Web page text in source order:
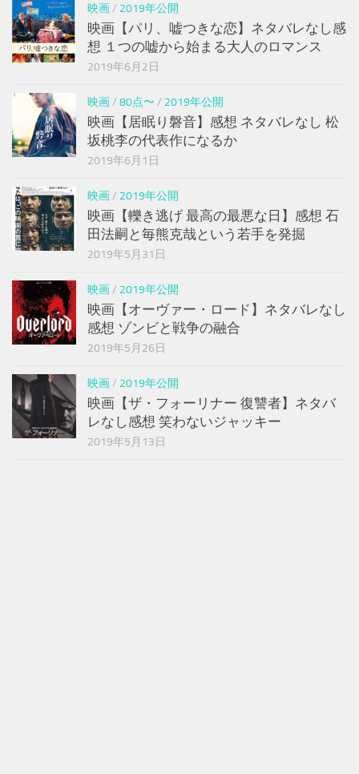
映画/ 2019年公開
映画【パリ、嘘つきな恋】ネタバレなし感
想 １つの嘘から始まる大人のロマンス
2019年6月2日
映画/ 80点〜 / 2019年公開
映画【居眠り磐音】感想 ネタバレなし 松
坂桃李の代表作になるか
2019年6月1日
映画/ 2019年公開
映画【轢き逃げ 最高の最悪な日】感想 石
田法嗣と毎熊克哉という若手を発掘
2019年5月31日
映画/ 2019年公開
映画【オーヴァー・ロード】ネタバレなし
感想 ゾンビと戦争の融合
2019年5月26日
映画/ 2019年公開
映画【ザ・フォーリナー 復讐者】ネタバ
レなし感想 笑わないジャッキー
2019年5月13日